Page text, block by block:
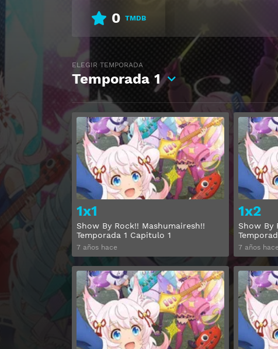
0 TMDB
ELEGIR TEMPORADA
Temporada 1
1x1
Show By Rock!! Mashumairesh!!
Temporada 1 Capitulo 1
7 años hace
Ver
1x2
Show By
7 años hace
Ver